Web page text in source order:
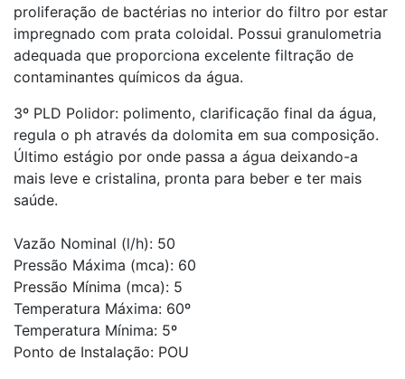
proliferação de bactérias no interior do filtro por estar
impregnado com prata coloidal. Possui granulometria
adequada que proporciona excelente filtração de
contaminantes químicos da água.
3º PLD Polidor: polimento, clarificação final da água,
regula o ph através da dolomita em sua composição.
Último estágio por onde passa a água deixando-a
mais leve e cristalina, pronta para beber e ter mais
saúde.
Vazão Nominal (l/h): 50
Pressão Máxima (mca): 60
Pressão Mínima (mca): 5
Temperatura Máxima: 60º
Temperatura Mínima: 5º
Ponto de Instalação: POU